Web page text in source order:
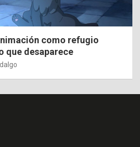
como refugio
que desaparece